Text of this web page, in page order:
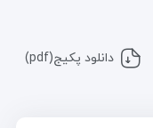
دانلود پکیج(pdf)